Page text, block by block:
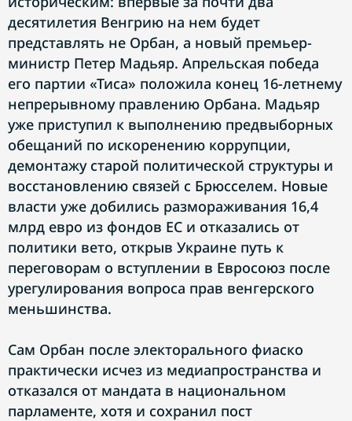
десятилетия Венгрию на нем будет
представлять не Орбан, а новый премьер-
министр Петер Мадьяр. Апрельская победа
его партии «Тиса» положила конец 16-летнему
непрерывному правлению Орбана. Мадьяр
уже приступил к выполнению предвыборных
обещаний по искоренению коррупции,
демонтажу старой политической структуры и
восстановлению связей с Брюсселем. Новые
власти уже добились размораживания 16,4
млрд евро из фондов ЕС и отказались от
политики вето, открыв Украине путь к
переговорам о вступлении в Евросоюз после
урегулирования вопроса прав венгерского
меньшинства.
Сам Орбан после электорального фиаско
практически исчез из медиапространства и
отказался от мандата в национальном
парламенте, хотя и сохранил пост